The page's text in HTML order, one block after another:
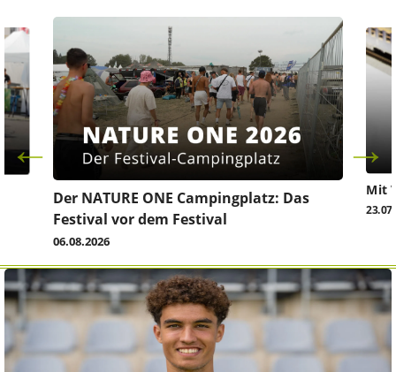
Der NATURE ONE Campingplatz: Das
Festival vor dem Festival
06.08.2026
Mit